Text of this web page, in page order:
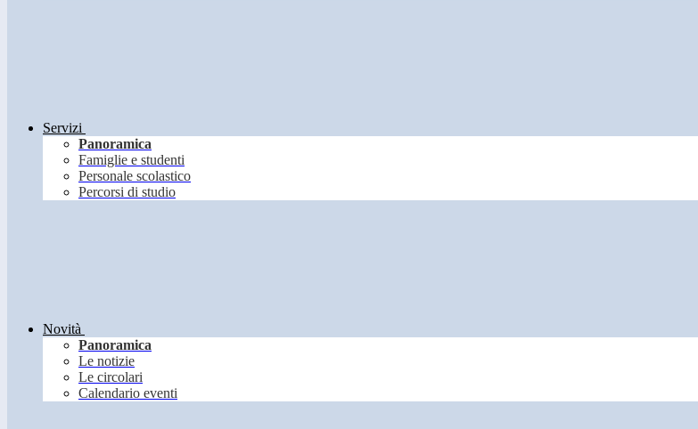
Servizi
Panoramica
Famiglie e studenti
Personale scolastico
Percorsi di studio
Novità
Panoramica
Le notizie
Le circolari
Calendario eventi